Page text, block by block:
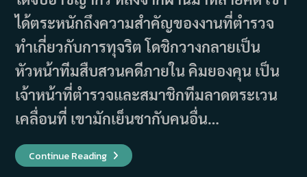
ได้ตระหนักถึงความสำคัญของงานที่ตำรวจ
ทำเกี่ยวกับการทุจริต โดชิกวางกลายเป็น
หัวหน้าทีมสืบสวนคดีภายใน คิมยองคุน เป็น
เจ้าหน้าที่ตำรวจและสมาชิกทีมลาดตระเวน
เคลื่อนที่ เขามักเย็นชากับคนอื่น…
Continue Readingเรื่อง
ย่อ